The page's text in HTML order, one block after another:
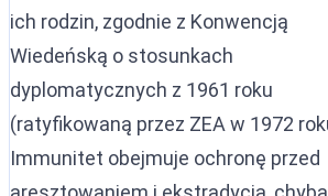
ich rodzin, zgodnie z Konwencją
Wiedeńską o stosunkach
dyplomatycznych z 1961 roku
(ratyfikowaną przez ZEA w 1972
Immunitet obejmuje ochronę przed